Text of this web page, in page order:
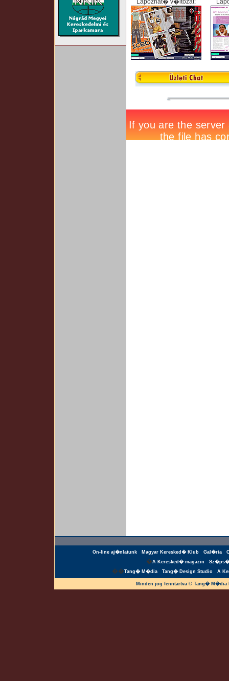
Lapozhat� v�ltozat:
On-line aj�nlatunk Magyar Keresked� Klub Gal�ria
�A Keresked� magazin
��Tang� M�dia Tang� Design Studio A
Minden jog fenntartva © Tang�